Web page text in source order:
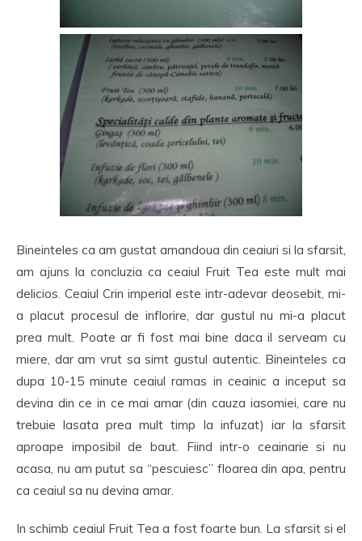
Bineinteles ca am gustat amandoua din ceaiuri si la sfarsit,
am ajuns la concluzia ca ceaiul Fruit Tea este mult mai
delicios. Ceaiul Crin imperial este intr-adevar deosebit, mi-
a placut procesul de inflorire, dar gustul nu mi-a placut
prea mult. Poate ar fi fost mai bine daca il serveam cu
miere, dar am vrut sa simt gustul autentic. Bineinteles ca
dupa 10-15 minute ceaiul ramas in ceainic a inceput sa
devina din ce in ce mai amar (din cauza iasomiei, care nu
trebuie lasata prea mult timp la infuzat) iar la sfarsit
aproape imposibil de baut. Fiind intr-o ceainarie si nu
acasa, nu am putut sa “pescuiesc” floarea din apa, pentru
ca ceaiul sa nu devina amar.
In schimb ceaiul Fruit Tea a fost foarte bun. La sfarsit si el